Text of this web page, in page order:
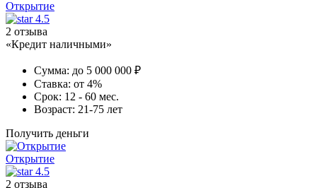
Открытие
4.5
2 отзыва
«Кредит наличными»
Сумма: до 5 000 000 ₽
Ставка: от 4%
Срок: 12 - 60 мес.
Возраст: 21-75 лет
Получить деньги
Открытие
4.5
2 отзыва